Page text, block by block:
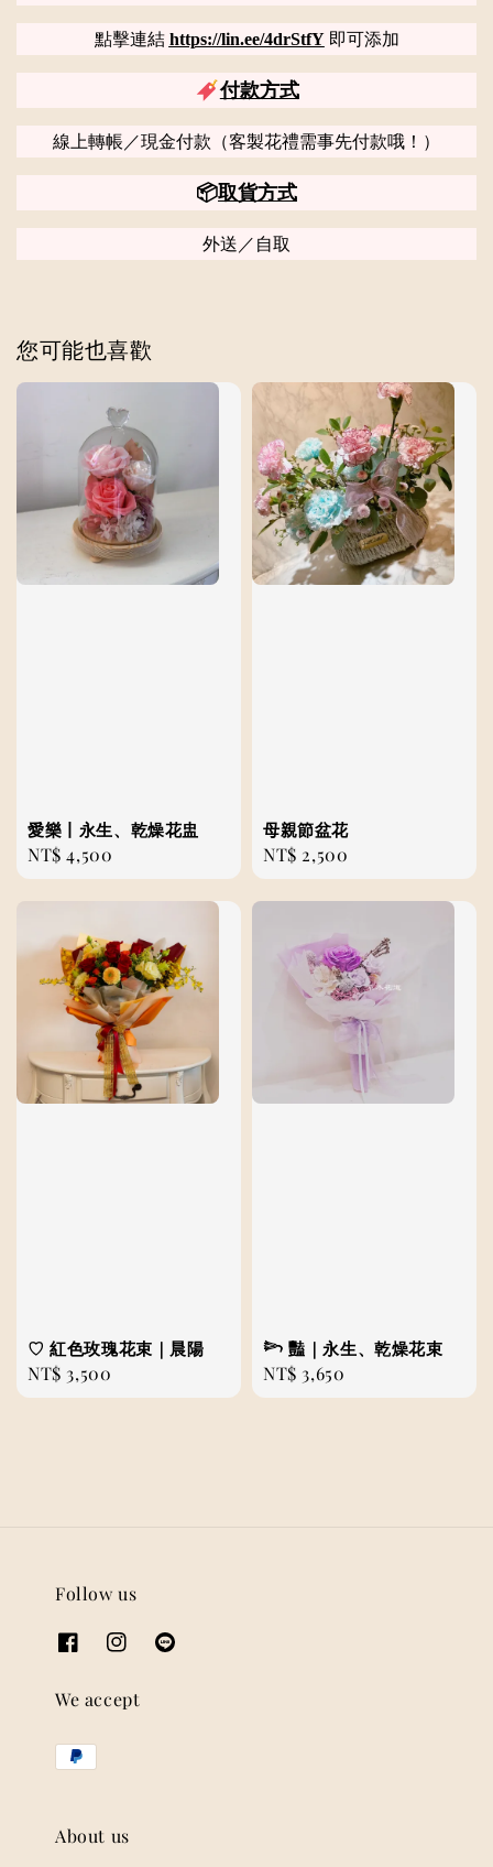
點擊連結 https://lin.ee/4drStfY即可添加
付款方式
線上轉帳／現金付款（客製花禮需事先付款哦！）
📦取貨方式
外送／自取
您可能也喜歡
愛樂丨永生、乾燥花盅
Regular
price
NT$ 4,500
母親節盆花
Regular
price
NT$ 2,500
♡ 紅色玫瑰花束｜晨陽
Regular
price
NT$ 3,500
𓆸 豔｜永生、乾燥花束
Regular
price
NT$ 3,650
Follow us
We accept
About us